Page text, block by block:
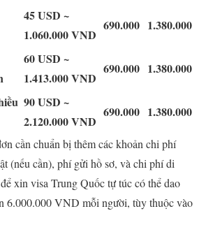
45 USD ~
1.060.000 VND
690.000 1.380.000
60 USD ~
1.413.000 VND
690.000 1.380.000
90 USD ~
2.120.000 VND
690.000 1.380.000
cần chuẩn bị thêm các khoản chi phí
(nếu cần), phí gửi hồ sơ, và chi phí di
xin visa Trung Quốc tự túc có thể dao
6.000.000 VND mỗi người, tùy thuộc vào